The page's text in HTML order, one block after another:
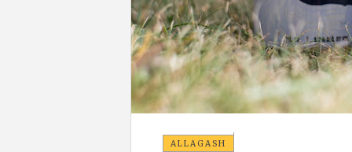
ALLAGASH